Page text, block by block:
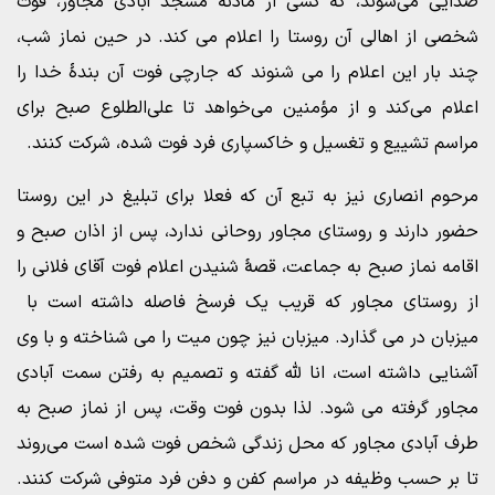
شخصی از اهالی آن روستا را اعلام می کند. در حین نماز شب،
چند بار این اعلام را می شنوند که جارچی فوت آن بندۀ خدا را
اعلام می‌کند و از مؤمنین می‌خواهد تا علی‌الطلوع صبح برای
مراسم تشییع و تغسیل و خاکسپاری فرد فوت شده، شرکت کنند.
مرحوم انصاری نیز به تبع آن که فعلا برای تبلیغ در این روستا
حضور دارند و روستای مجاور روحانی ندارد، پس از اذان صبح و
اقامه نماز صبح به جماعت، قصۀ شنیدن اعلام فوت آقای فلانی را
از روستای مجاور که قریب یک فرسخ فاصله داشته است با
میزبان در می گذارد. میزبان نیز چون میت را می شناخته و با وی
آشنایی داشته است، انا لله گفته و تصمیم به رفتن سمت آبادی
مجاور گرفته می شود. لذا بدون فوت وقت، پس از نماز صبح به
طرف آبادی مجاور که محل زندگی شخص فوت شده است می‌روند
تا بر حسب وظیفه در مراسم کفن و دفن فرد متوفی شرکت کنند.